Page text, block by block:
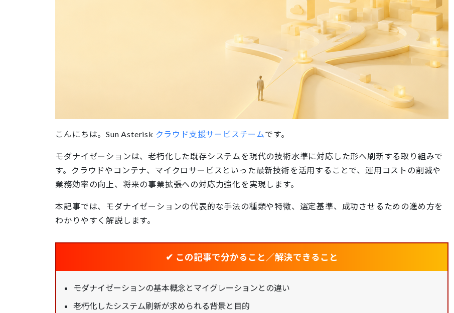
ラボ型開発支援
自社開発拠点を活用した開発支援
Rapid*Development
AI駆動型 高速1stプロダクト開発
CoreSystem*Modernization
製造業向け業務システム開発支援
事業アイデアを試作しクイックに検証
Web Accessibility*Check
Webアクセシビリティ診断・改善提案
関連会社・JV
イノベーションコンサルティング＆スタジオ
GROWGRIT
新規事業のプロダクト開発支援
MIXENSE
ソフトウェア受託開発
ヘッドレスCMS構築支援 社内事業創出プログラム
こんにちは。Sun Asterisk クラウド支援サービスチームです。
モダナイゼーションは、老朽化した既存システムを現代の技術水準に対応した形へ刷新する取り組みで
す。クラウドやコンテナ、マイクロサービスといった最新技術を活用することで、運用コストの削減や
業務効率の向上、将来の事業拡張への対応力強化を実現します。
本記事では、モダナイゼーションの代表的な手法の種類や特徴、選定基準、成功させるための進め方を
わかりやすく解説します。
✔ この記事で分かること／解決できること
モダナイゼーションの基本概念とマイグレーションとの違い
老朽化したシステム刷新が求められる背景と目的